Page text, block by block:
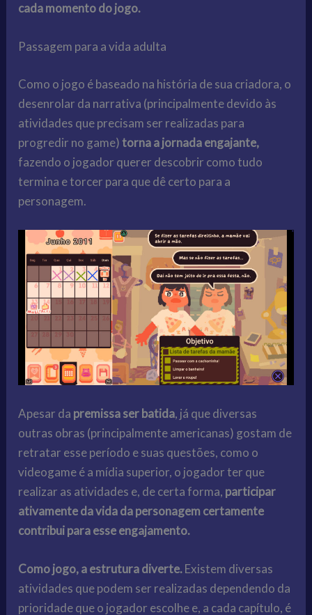
cada momento do jogo.
Passagem para a vida adulta
Como o jogo é baseado na história de sua criadora, o
desenrolar da narrativa (principalmente devido às
atividades que precisam ser realizadas para
progredir no game)torna a jornada engajante,
fazendo o jogador querer descobrir como tudo
termina e torcer para que dê certo para a
personagem.
Apesar da premissa ser batida, já que diversas
outras obras (principalmente americanas) gostam de
retratar esse período e suas questões, como o
videogame é a mídia superior, o jogador ter que
realizar as atividades e, de certa forma, participar
ativamente da vida da personagem certamente
contribui para esse engajamento.
Como jogo, a estrutura diverte.Existem diversas
atividades que podem ser realizadas dependendo da
prioridade que o jogador escolhe e, a cada capítulo, é